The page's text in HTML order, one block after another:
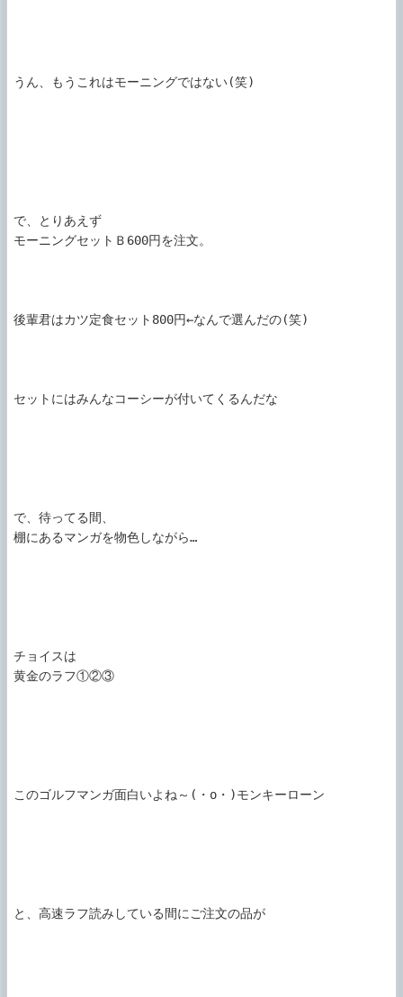
うん、もうこれはモーニングではない(笑)
で、とりあえず
モーニングセットＢ600円を注文。
後輩君はカツ定食セット800円←なんで選んだの(笑)
セットにはみんなコーシーが付いてくるんだな
で、待ってる間、
棚にあるマンガを物色しながら…
チョイスは
黄金のラフ①②③
このゴルフマンガ面白いよね～(・o・)モンキーローン
と、高速ラフ読みしている間にご注文の品が